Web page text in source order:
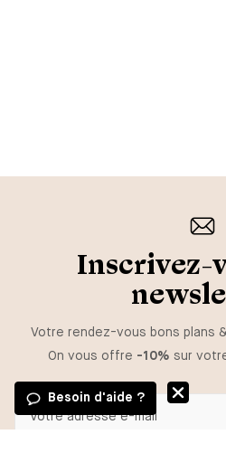
Inscrivez-
Votre rendez-vous bons plans
On vous offre -10% sur
Besoin d'aide ?